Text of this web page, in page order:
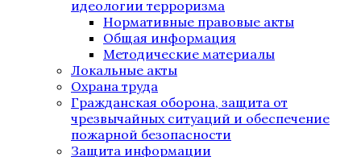
идеологии терроризма
Нормативные правовые акты
Общая информация
Методические материалы
Локальные акты
Охрана труда
Гражданская оборона, защита от
чрезвычайных ситуаций и обеспечение
пожарной безопасности
Защита информации